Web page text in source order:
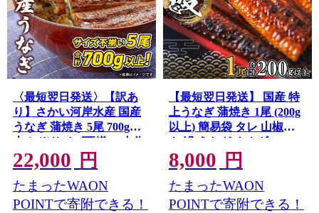
〈最短翌日発送〉【訳あ
り】さかい河岸水産 国産
うなぎ 蒲焼き 5尾 700g以
上！ ※サイズ不揃い 小分
け K2672
22,000 円
たまったWAON
POINTで寄附できる！
【最短翌日発送】 国産 特
上うなぎ 蒲焼き 1尾 (200g
以上) 簡易袋 タレ 山椒付
き 鰻 うなぎ ウナギ K2671
8,000 円
たまったWAON
POINTで寄附できる！